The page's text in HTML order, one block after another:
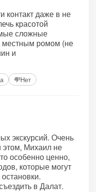
контакт даже в не
красотой
сложные
местным ромом (не
и
Нет
экскурсий. Очень
Михаил не
особенно ценно,
которые могут
в Далат.